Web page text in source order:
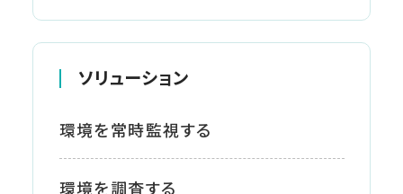
ソリューション
環境を常時監視する
環境を調査する